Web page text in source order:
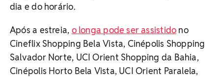
dia e do horário.
Após a estreia, o longa pode ser assistido no
Cineflix Shopping Bela Vista, Cinépolis Shopping
Salvador Norte, UCI Orient Shopping da Bahia,
Cinépolis Horto Bela Vista, UCI Orient Paralela,